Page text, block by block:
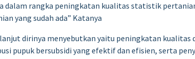
dalam rangka peningkatan kualitas statistik
yang sudah ada” Katanya
dirinya menyebutkan yaitu peningkatan kualitas
pupuk bersubsidi yang efektif dan efisien, serta